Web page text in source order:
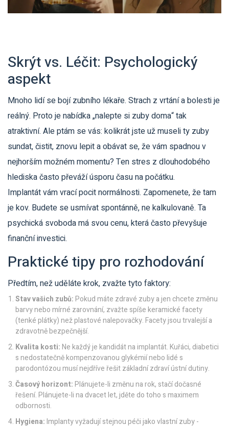
Skrýt vs. Léčit: Psychologický
aspekt
Mnoho lidí se bojí zubního lékaře. Strach z vrtání a bolesti je
reálný. Proto je nabídka „nalepte si zuby doma“ tak
atraktivní. Ale ptám se vás: kolikrát jste už museli ty zuby
sundat, čistit, znovu lepit a obávat se, že vám spadnou v
nejhorším možném momentu? Ten stres z dlouhodobého
hlediska často převáží úsporu času na počátku.
Implantát vám vrací pocit normálnosti. Zapomenete, že tam
je kov. Budete se usmívat spontánně, ne kalkulovaně. Ta
psychická svoboda má svou cenu, která často převyšuje
finanční investici.
Praktické tipy pro rozhodování
Předtím, než uděláte krok, zvažte tyto faktory:
Stav vašich zubů:Pokud máte zdravé zuby a jen chcete změnu
barvy nebo mírné zarovnání, zvažte spíše keramické facety
(tenké plátky) než plastové nalepovačky. Facety jsou trvalejší a
zdravotně bezpečnější.
Kvalita kosti:Ne každý je kandidát na implantát. Kuřáci, diabetici
s nedostatečně kompenzovanou glykémií nebo lidé s
parodontózou musí nejdříve řešit základní zdraví ústní dutiny.
Časový horizont:Plánujete-li změnu na rok, stačí dočasné
řešení. Plánujete-li na dvacet let, jděte do toho s maximem
odbornosti.
Hygiena:Implanty vyžadují stejnou péči jako vlastní zuby -